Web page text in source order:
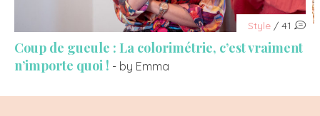
Style / 41
Coup de gueule : La colorimétrie, c’est vraiment
n’importe quoi ! - by Emma